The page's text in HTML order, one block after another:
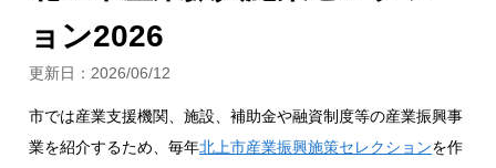
ョン2026
更新日： 2026/06/12
市では産業支援機関、施設、補助金や融資制度等の産業振興事
業を紹介するため、毎年北上市産業振興施策セレクションを作